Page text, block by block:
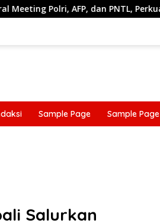
Sinergi Pengamanan Perbatasan
Sample Page Sample Page
Salurkan